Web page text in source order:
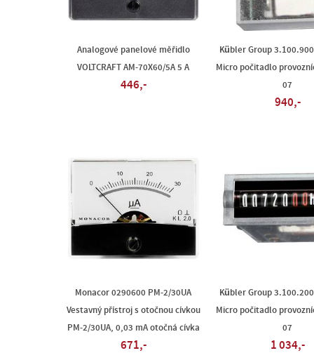
Analogové panelové měřidlo
VOLTCRAFT AM-70X60/5A 5 A
446,-
Kübler Group
Micro počitadlo
07
940,-
Monacor 0290600 PM-2/30UA
Vestavný přístroj s otočnou cívkou
PM-2/30UA, 0,03 mA otočná cívka
671,-
Kübler Group
Micro počitadlo
07
1 034,-